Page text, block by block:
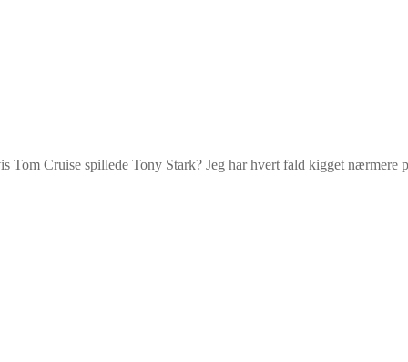
Cruise spillede Tony Stark? Jeg har hvert fald kigget